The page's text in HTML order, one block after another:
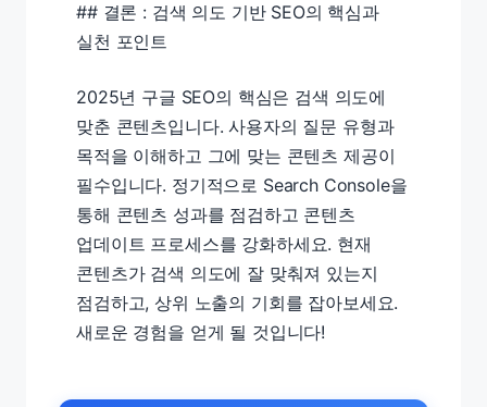
## 결론 : 검색 의도 기반 SEO의 핵심과
실천 포인트
2025년 구글 SEO의 핵심은 검색 의도에
맞춘 콘텐츠입니다. 사용자의 질문 유형과
목적을 이해하고 그에 맞는 콘텐츠 제공이
필수입니다. 정기적으로 Search Console을
통해 콘텐츠 성과를 점검하고 콘텐츠
업데이트 프로세스를 강화하세요. 현재
콘텐츠가 검색 의도에 잘 맞춰져 있는지
점검하고, 상위 노출의 기회를 잡아보세요.
새로운 경험을 얻게 될 것입니다!